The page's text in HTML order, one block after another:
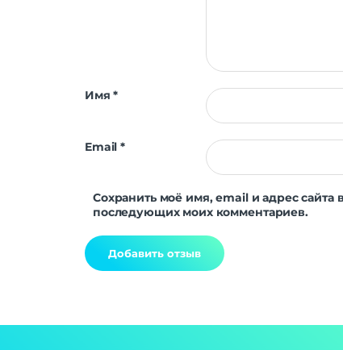
Имя*
Email*
Сохранить моё имя, email и адрес сайта
последующих моих комментариев.